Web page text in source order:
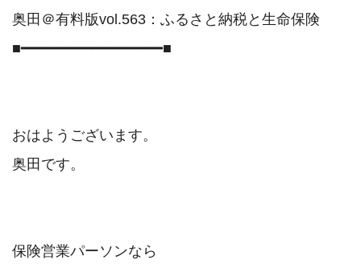
奥田＠有料版vol.563：ふるさと納税と生命保険
■━━━━━━━━━━━━━━━━■
おはようございます。
奥田です。
保険営業パーソンなら